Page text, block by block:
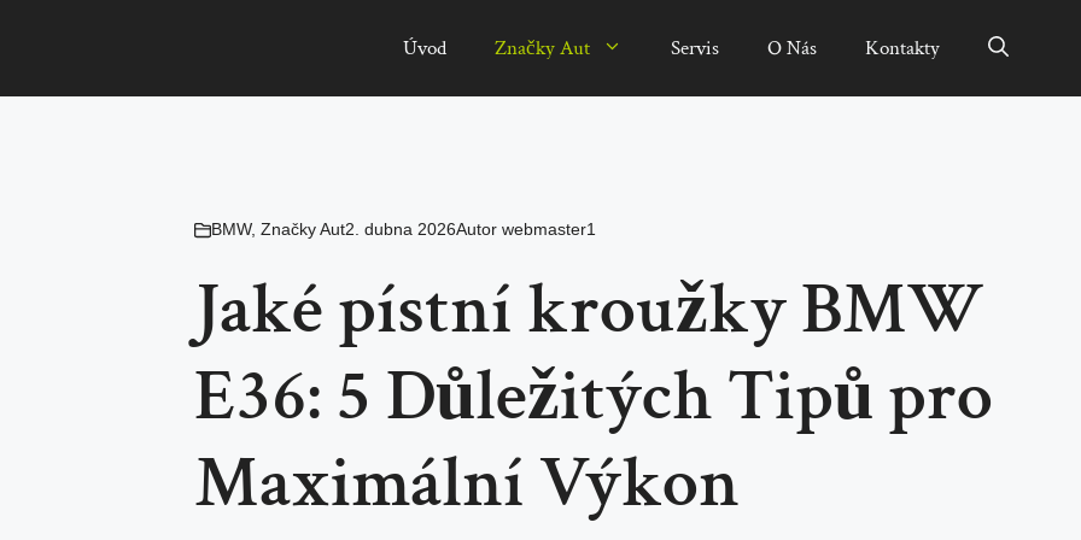
Úvod Značky Aut Servis O Nás Kontakty
BMW, Značky Aut2. dubna 2026Autor webmaster1
Jaké pístní kroužky BMW
E36: 5 Důležitých Tipů pro
Maximální Výkon